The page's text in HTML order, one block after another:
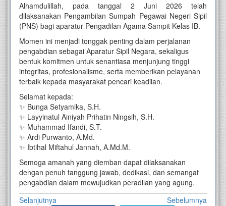
Alhamdulillah, pada tanggal 2 Juni 2026 telah
dilaksanakan Pengambilan Sumpah Pegawai Negeri Sipil
(PNS) bagi aparatur Pengadilan Agama Sampit Kelas IB.
Momen ini menjadi tonggak penting dalam perjalanan
pengabdian sebagai Aparatur Sipil Negara, sekaligus
bentuk komitmen untuk senantiasa menjunjung tinggi
integritas, profesionalisme, serta memberikan pelayanan
terbaik kepada masyarakat pencari keadilan.
Selamat kepada:
✨ Bunga Setyamika, S.H.
✨ Layyinatul Ainiyah Prihatin Ningsih, S.H.
✨ Muhammad Ifandi, S.T.
✨ Ardi Purwanto, A.Md.
✨ Ibtihal Miftahul Jannah, A.Md.M.
Semoga amanah yang diemban dapat dilaksanakan
dengan penuh tanggung jawab, dedikasi, dan semangat
pengabdian dalam mewujudkan peradilan yang agung.
Selanjutnya
Sebelumnya